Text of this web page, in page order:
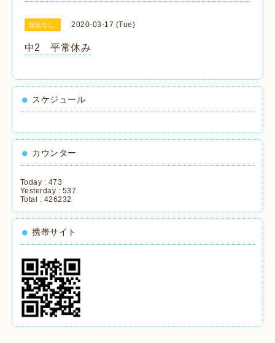
指定なし 2020-03-17 (Tue)
中2 平常休み
スケジュール
カウンター
Today : 473
Yesterday : 537
Total : 426232
携帯サイト